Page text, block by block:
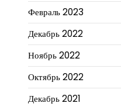
Февраль 2023
Декабрь 2022
Ноябрь 2022
Октябрь 2022
Декабрь 2021